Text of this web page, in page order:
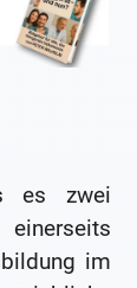
es zwei
im